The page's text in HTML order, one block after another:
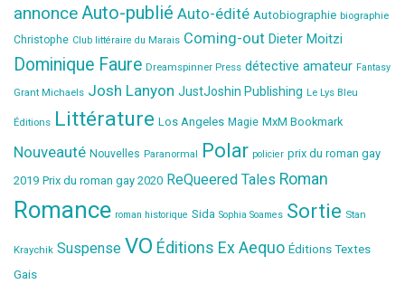
annonce Auto-publié Auto-édité Autobiographie biographie
Christophe Club littéraire du Marais Coming-out Dieter Moitzi
Dominique Faure Dreamspinner Press détective amateur Fantasy
Grant Michaels Josh Lanyon JustJoshin Publishing Le Lys Bleu
Éditions Littérature Los Angeles Magie MxM Bookmark
Nouveauté Nouvelles Paranormal Polar policier prix du roman gay
2019 Prix du roman gay 2020 ReQueered Tales Roman
Romance roman historique Sida Sophia Soames Sortie Stan
Kraychik Suspense VO Éditions Ex Aequo Éditions Textes
Gais